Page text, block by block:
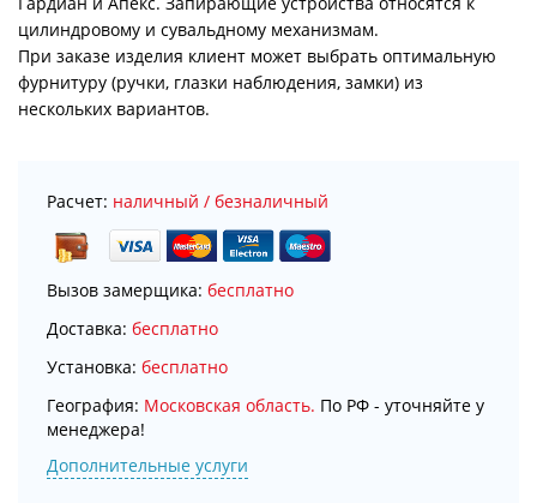
цилиндровому и сувальдному механизмам.
При заказе изделия клиент может выбрать оптимальную
фурнитуру (ручки, глазки наблюдения, замки) из
нескольких вариантов.
Расчет: наличный / безналичный
Вызов замерщика: бесплатно
Доставка: бесплатно
Установка: бесплатно
География: Московская область. По РФ - уточняйте у
менеджера!
Дополнительные услуги